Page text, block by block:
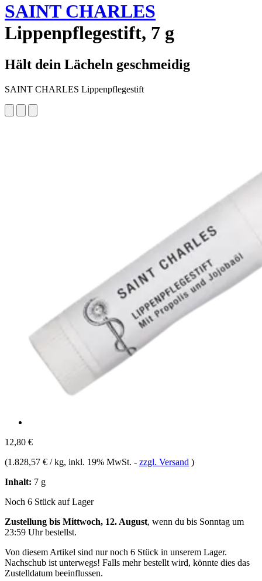
SAINT CHARLES
Lippenpflegestift, 7 g
Hält dein Lächeln geschmeidig
SAINT CHARLES Lippenpflegestift
12,80 €
(1.828,57 € / kg, inkl. 19% MwSt. - zzgl. Versand )
Inhalt: 7 g
Noch 6 Stück auf Lager
Zustellung bis Mittwoch, 12. August, wenn du bis Sonntag um
23:59 Uhrbestellst.
Von diesem Artikel sind nur noch 6 Stück in unserem Lager.
Nachschub ist unterwegs! Falls mehr bestellt wird, könnte dies das
Zustelldatum beeinflussen.